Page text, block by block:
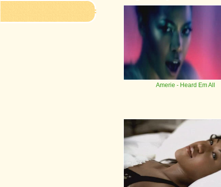
Amerie - Heard Em All